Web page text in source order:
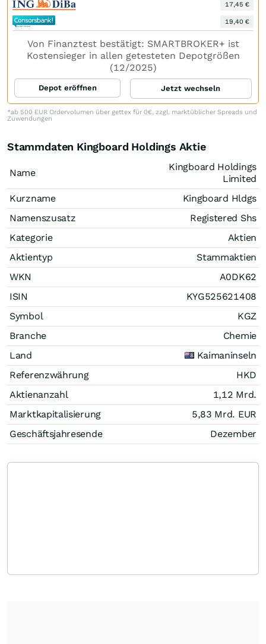
17,45 €
19,40 €
Von Finanztest bestätigt: SMARTBROKER+ ist
Kostensieger in allen getesteten Depotgrößen
(12/2025)
Depot eröffnen Jetzt wechseln
*ab 500 EUR Ordervolumen über gettex für 0€, zzgl. marktüblicher Spreads und
Zuwendungen
Stammdaten Kingboard Holdings Aktie
Name
Kingboard Holdings
Limited
Kurzname
Kingboard Hldgs
Namenszusatz
Registered Shs
Kategorie
Aktien
Aktientyp
Stammaktien
WKN
A0DK62
ISIN
KYG525621408
Symbol
KGZ
Branche
Chemie
Land
Kaimaninseln
Referenzwährung
HKD
Aktienanzahl
1,12 Mrd.
Marktkapitalisierung
5,83 Mrd. EUR
Geschäftsjahresende
Dezember